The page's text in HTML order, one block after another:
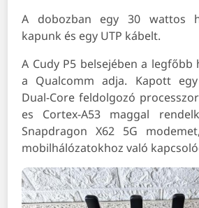
A dobozban egy 30 wattos
kapunk és egy UTP kábelt.
A Cudy P5 belsejében a
a Qualcomm adja. Kapott
Dual-Core feldolgozó
es Cortex-A53 maggal
Snapdragon X62 5G
mobilhálózatokhoz való